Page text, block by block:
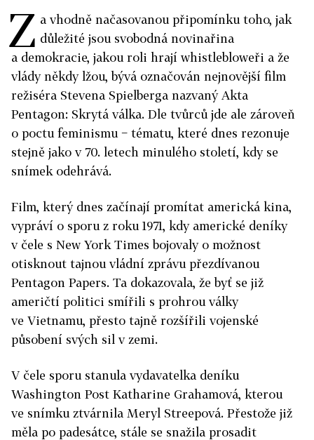
Z a vhodně načasovanou připomínku toho, jak
důležité jsou svobodná novinařina
a demokracie, jakou roli hrají whistlebloweři a že
vlády někdy lžou, bývá označován nejnovější film
režiséra Stevena Spielberga nazvaný Akta
Pentagon: Skrytá válka. Dle tvůrců jde ale zároveň
o poctu feminismu − tématu, které dnes rezonuje
stejně jako v 70. letech minulého století, kdy se
snímek odehrává.
Film, který dnes začínají promítat americká kina,
vypráví o sporu z roku 1971, kdy americké deníky
v čele s New York Times bojovaly o možnost
otisknout tajnou vládní zprávu přezdívanou
Pentagon Papers. Ta dokazovala, že byť se již
američtí politici smířili s prohrou války
ve Vietnamu, přesto tajně rozšířili vojenské
působení svých sil v zemi.
V čele sporu stanula vydavatelka deníku
Washington Post Katharine Grahamová, kterou
ve snímku ztvárnila Meryl Streepová. Přestože již
měla po padesátce, stále se snažila prosadit